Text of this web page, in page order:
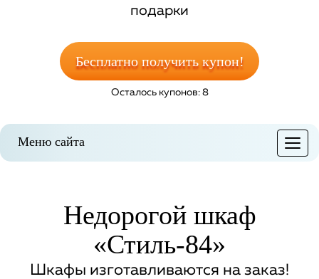
подарки
Бесплатно получить купон!
Осталось купонов: 8
Меню
Меню сайта
Недорогой шкаф
«Стиль-84»
Шкафы изготавливаются на заказ!